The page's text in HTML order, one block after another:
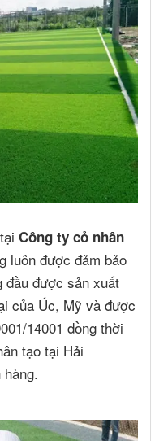
Công ty cỏ nhân
luôn được đảm bảo
đầu được sản xuất
của Úc, Mỹ và được
14001 đồng thời
tạo tại Hải